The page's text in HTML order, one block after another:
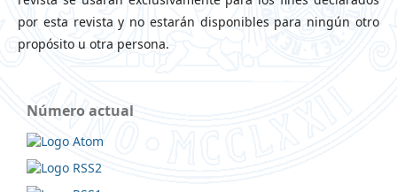
por esta revista y no estarán disponibles para ningún otro
propósito u otra persona.
Número actual